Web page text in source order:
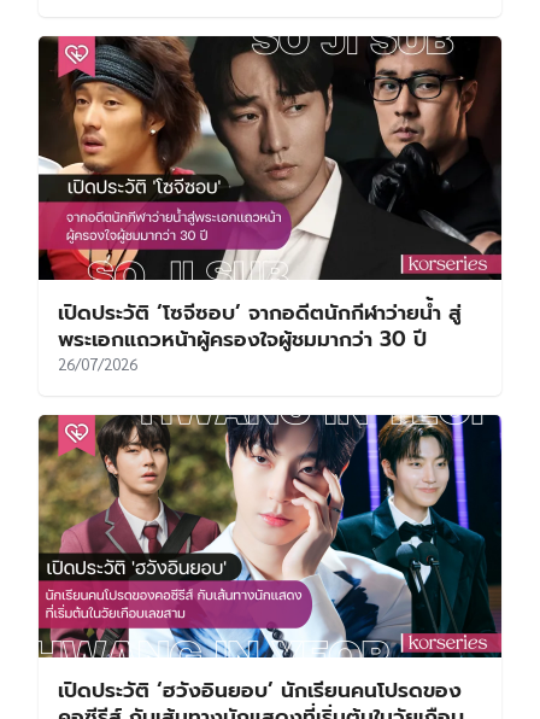
เปิดประวัติ ‘โซจีซอบ’ จากอดีตนักกีฬาว่ายน้ำ สู่
พระเอกแถวหน้าผู้ครองใจผู้ชมมากว่า 30 ปี
26/07/2026
เปิดประวัติ ‘ฮวังอินยอบ’ นักเรียนคนโปรดของ